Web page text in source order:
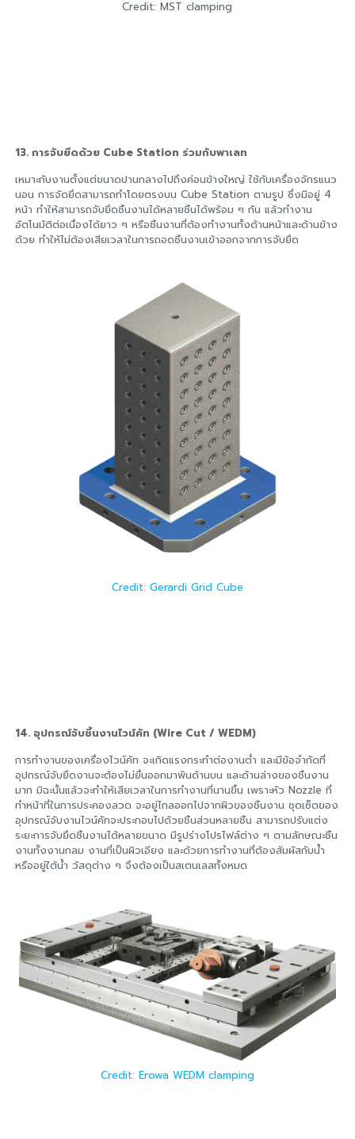
Credit: MST clamping
13. การจับยึดด้วย Cube Station ร่วมกับพาเลท
เหมาะกับงานตั้งแต่ขนาดปานกลางไปถึงค่อนข้างใหญ่ ใช้กับเครื่องจักรแนว
นอน การจัดยึดสามารถทำโดยตรงบน Cube Station ตามรูป ซึ่งมีอยู่ 4
หน้า ทำให้สามารถจับยึดชิ้นงานได้หลายชิ้นได้พร้อม ๆ กัน แล้วทำงาน
อัตโนมัติต่อเนื่องได้ยาว ๆ หรือชิ้นงานที่ต้องทำงานทั้งด้านหน้าและด้านข้าง
ด้วย ทำให้ไม่ต้องเสียเวลาในการถอดชิ้นงานเข้าออกจากการจับยึด
Credit: Gerardi Grid Cube
14. อุปกรณ์จับชิ้นงานไวน์คัท (Wire Cut / WEDM)
การทำงานของเครื่องไวน์คัท จะเกิดแรงกระทำต่องานต่ำ และมีข้อจำกัดที่
อุปกรณ์จับยึดงานจะต้องไม่ยื่นออกมาพ้นด้านบน และด้านล่างของชิ้นงาน
มาก มิฉะนั้นแล้วจะทำให้เสียเวลาในการทำงานที่นานขึ้น เพราะหัว Nozzle ที่
ทำหน้าที่ในการประคองลวด จะอยู่ไกลออกไปจากผิวของชิ้นงาน ชุดเซ็ตของ
อุปกรณ์จับงานไวน์คัทจะประกอบไปด้วยชิ้นส่วนหลายชิ้น สามารถปรับแต่ง
ระยะการจับยึดชิ้นงานได้หลายขนาด มีรูปร่างโปรไฟล์ต่าง ๆ ตามลักษณะชิ้น
งานทั้งงานกลม งานที่เป็นผิวเอียง และด้วยการทำงานที่ต้องสัมผัสกับน้ำ
หรืออยู่ใต้น้ำ วัสดุต่าง ๆ จึงต้องเป็นสเตนเลสทั้งหมด
Credit: Erowa WEDM clamping